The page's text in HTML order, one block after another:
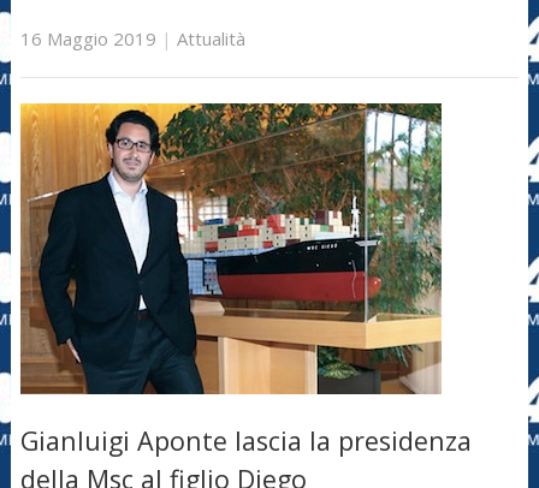
16 Maggio 2019 | Attualità
Gianluigi Aponte lascia la presidenza
della Msc al figlio Diego